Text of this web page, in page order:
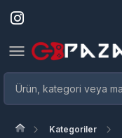
Kategoriler